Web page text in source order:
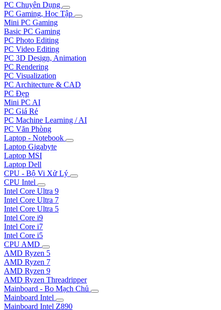
PC Chuyên Dụng
PC Gaming, Học Tập
Mini PC Gaming
Basic PC Gaming
PC Photo Editing
PC Video Editing
PC 3D Design, Animation
PC Rendering
PC Visualization
PC Architecture & CAD
PC Đẹp
Mini PC AI
PC Giá Rẻ
PC Machine Learning / AI
PC Văn Phòng
Laptop - Notebook
Laptop Gigabyte
Laptop MSI
Laptop Dell
CPU - Bộ Vi Xử Lý
CPU Intel
Intel Core Ultra 9
Intel Core Ultra 7
Intel Core Ultra 5
Intel Core i9
Intel Core i7
Intel Core i5
CPU AMD
AMD Ryzen 5
AMD Ryzen 7
AMD Ryzen 9
AMD Ryzen Threadripper
Mainboard - Bo Mạch Chủ
Mainboard Intel
Mainboard Intel Z890